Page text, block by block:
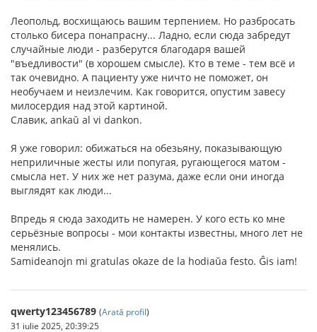
Леопольд, восхищаюсь вашим терпением. Но разбросать
столько бисера понапрасну... Ладно, если сюда забредут
случайные люди - разберутся благодаря вашей
"въедливости" (в хорошем смысле). Кто в теме - тем всё и
так очевидно. А пациенту уже ничто не поможет, он
необучаем и неизлечим. Как говорится, опустим завесу
милосердия над этой картиной.
Славик, ankaŭ al vi dankon.
Я уже говорил: обижаться на обезьяну, показывающую
неприличные жесты или попугая, ругающегося матом -
смысла нет. У них же нет разума, даже если они иногда
выглядят как люди...
Впредь я сюда заходить не намерен. У кого есть ко мне
серьёзные вопросы - мои контакты известны, много лет не
менялись.
Samideanojn mi gratulas okaze de la hodiaŭa festo. Ĝis iam!
qwerty123456789 (Arată profil)
31 iulie 2025, 20:39:25